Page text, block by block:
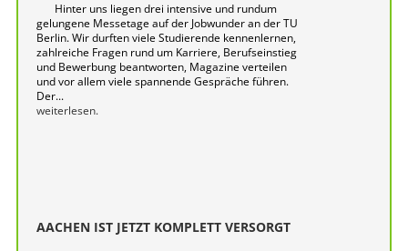
Hinter uns liegen drei intensive und rundum
gelungene Messetage auf der Jobwunder an der TU
Berlin. Wir durften viele Studierende kennenlernen,
zahlreiche Fragen rund um Karriere, Berufseinstieg
und Bewerbung beantworten, Magazine verteilen
und vor allem viele spannende Gespräche führen.
Der...
weiterlesen.
AACHEN IST JETZT KOMPLETT VERSORGT